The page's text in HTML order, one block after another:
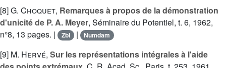
[8]G. Choquet, Remarques à propos de la démonstration
d'unicité de P. A. Meyer, Séminaire du Potentiel, t. 6, 1962,
n°8, 13 pages. |
Zbl | Numdam
[9] M. Hervé, Sur les représentations intégrales à l'aide